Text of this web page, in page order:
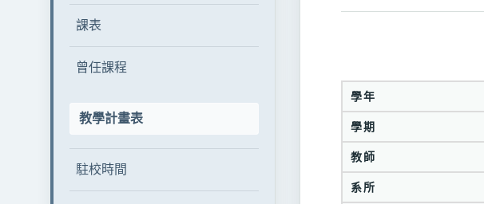
課表
曾任課程
教學計畫表
駐校時間
學年
學期
教師
系所